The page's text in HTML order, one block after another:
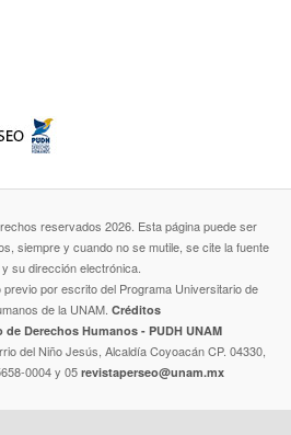
reservados 2026. Esta página puede ser
siempre y cuando no se mutile, se cite la fuente
su dirección electrónica.
por escrito del Programa Universitario de
de la UNAM. Créditos
Derechos Humanos - PUDH UNAM
del Niño Jesús, Alcaldía Coyoacán CP. 04330,
0004 y 05 revistaperseo@unam.mx